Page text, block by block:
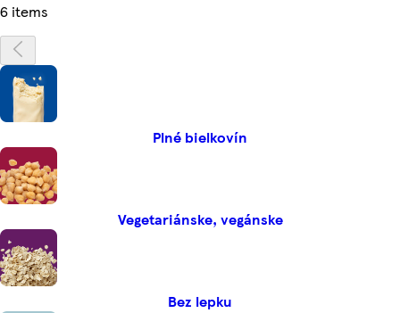
6 items
Plné bielkovín
Vegetariánske, vegánske
Bez lepku